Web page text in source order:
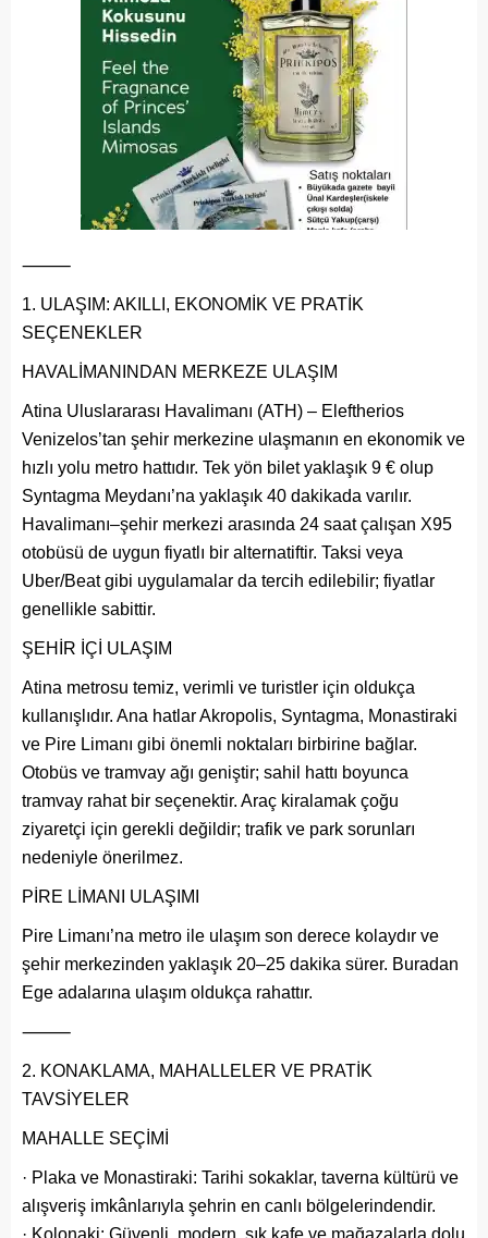
⸻
ULAŞIM: AKILLI, EKONOMİK VE PRATİK
SEÇENEKLER
HAVALİMANINDAN MERKEZE ULAŞIM
Atina Uluslararası Havalimanı (ATH) – Eleftherios
Venizelos’tan şehir merkezine ulaşmanın en ekonomik ve
hızlı yolu metro hattıdır. Tek yön bilet yaklaşık 9 € olup
Syntagma Meydanı’na yaklaşık 40 dakikada varılır.
Havalimanı–şehir merkezi arasında 24 saat çalışan X95
otobüsü de uygun fiyatlı bir alternatiftir. Taksi veya
Uber/Beat gibi uygulamalar da tercih edilebilir; fiyatlar
genellikle sabittir.
ŞEHİR İÇİ ULAŞIM
Atina metrosu temiz, verimli ve turistler için oldukça
kullanışlıdır. Ana hatlar Akropolis, Syntagma, Monastiraki
ve Pire Limanı gibi önemli noktaları birbirine bağlar.
Otobüs ve tramvay ağı geniştir; sahil hattı boyunca
tramvay rahat bir seçenektir. Araç kiralamak çoğu
ziyaretçi için gerekli değildir; trafik ve park sorunları
nedeniyle önerilmez.
PİRE LİMANI ULAŞIMI
Pire Limanı’na metro ile ulaşım son derece kolaydır ve
şehir merkezinden yaklaşık 20–25 dakika sürer. Buradan
Ege adalarına ulaşım oldukça rahattır.
⸻
KONAKLAMA, MAHALLELER VE PRATİK
TAVSİYELER
MAHALLE SEÇİMİ
· Plaka ve Monastiraki: Tarihi sokaklar, taverna kültürü ve
alışveriş imkânlarıyla şehrin en canlı bölgelerindendir.
· Kolonaki: Güvenli, modern, şık kafe ve mağazalarla dolu